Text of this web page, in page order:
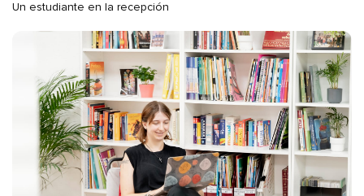
Un estudiante en la recepción